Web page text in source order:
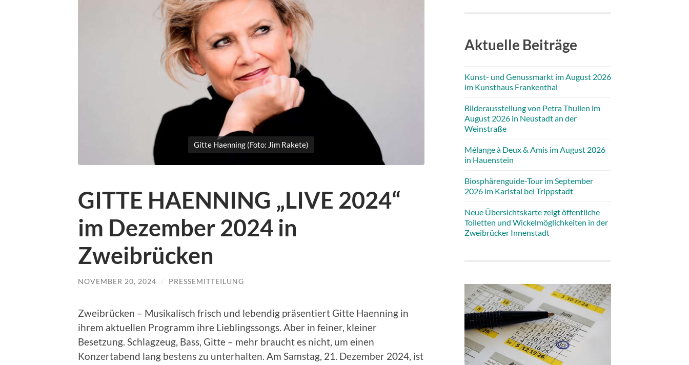
Gitte Haenning (Foto: Jim Rakete)
GITTE HAENNING „LIVE 2024“
im Dezember 2024 in
Zweibrücken
NOVEMBER 20, 2024 / PRESSEMITTEILUNG
Zweibrücken – Musikalisch frisch und lebendig präsentiert Gitte Haenning in
ihrem aktuellen Programm ihre Lieblingssongs. Aber in feiner, kleiner
Besetzung. Schlagzeug, Bass, Gitte – mehr braucht es nicht, um einen
Konzertabend lang bestens zu unterhalten. Am Samstag, 21. Dezember 2024, ist
Aktuelle Beiträge
Kunst- und Genussmarkt im August 2026
im Kunsthaus Frankenthal
Bilderausstellung von Petra Thullen im
August 2026 in Neustadt an der
Weinstraße
Mélange à Deux & Amis im August 2026
in Hauenstein
Biosphärenguide-Tour im September
2026 im Karlstal bei Trippstadt
Neue Übersichtskarte zeigt öffentliche
Toiletten und Wickelmöglichkeiten in der
Zweibrücker Innenstadt